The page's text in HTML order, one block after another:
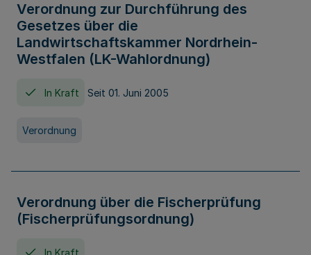
Verordnung zur Durchführung des
Gesetzes über die
Landwirtschaftskammer Nordrhein-
Westfalen (LK-Wahlordnung)
In Kraft Seit 01. Juni 2005
Verordnung
Verordnung über die Fischerprüfung
(Fischerprüfungsordnung)
In Kraft